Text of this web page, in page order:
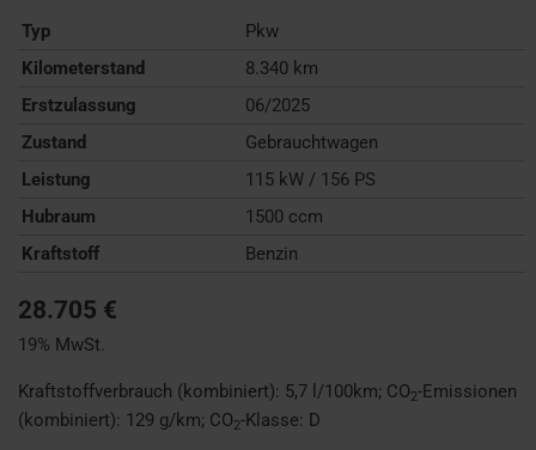
Typ
Pkw
Kilometerstand
8.340 km
Erstzulassung
06/2025
Zustand
Gebrauchtwagen
Leistung
115 kW / 156 PS
Hubraum
1500 ccm
Kraftstoff
Benzin
28.705 €
19% MwSt.
Kraftstoffverbrauch (kombiniert): 5,7 l/100km; CO2-Emissionen
(kombiniert): 129 g/km; CO2-Klasse: D